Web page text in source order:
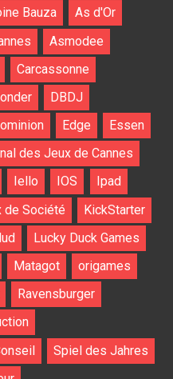
Bauza
As d'Or
Asmodee
Carcassonne
DBDJ
Edge
Essen
des Jeux de Cannes
Iello IOS
Ipad
de Société
KickStarter
Lucky Duck Games
Matagot
origames
Ravensburger
Spiel des Jahres